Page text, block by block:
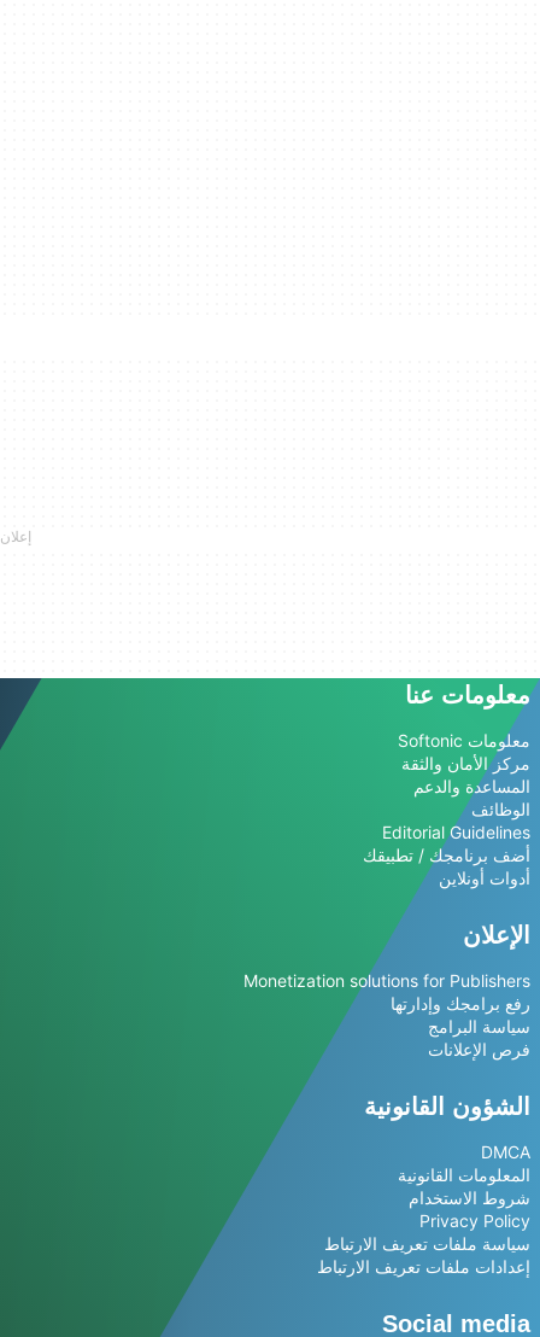
معلومات عنا
معلومات Softonic
مركز الأمان والثقة
المساعدة والدعم
الوظائف
Editorial Guidelines
أضف برنامجك / تطبيقك
أدوات أونلاين
الإعلان
Monetization solutions for Publishers
رفع برامجك وإدارتها
سياسة البرامج
فرص الإعلانات
الشؤون القانونية
DMCA
المعلومات القانونية
شروط الاستخدام
Privacy Policy
سياسة ملفات تعريف الارتباط
إعدادات ملفات تعريف الارتباط
Social media